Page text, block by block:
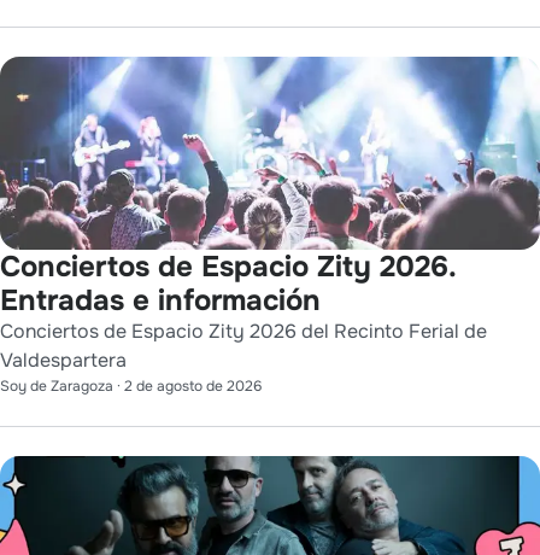
Conciertos de Espacio Zity 2026.
Entradas e información
Conciertos de Espacio Zity 2026 del Recinto Ferial de
Valdespartera
Soy de Zaragoza · 2 de agosto de 2026